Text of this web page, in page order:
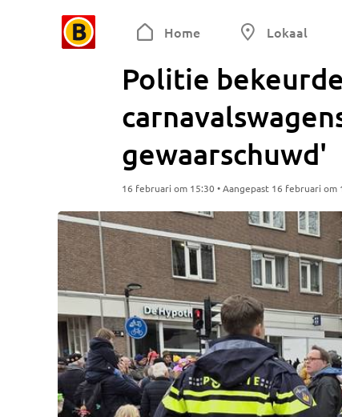
Home Lokaal
Politie
gewaarschuwd'
16 februari om 15:30 • Aangepast 16 februari om